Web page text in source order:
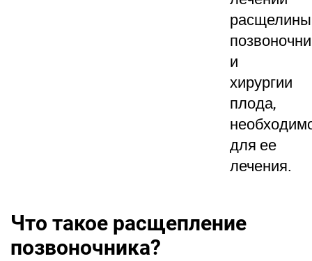
расщелины
и
хирургии
плода,
для ее
лечения.
Что такое расщепление
позвоночника?